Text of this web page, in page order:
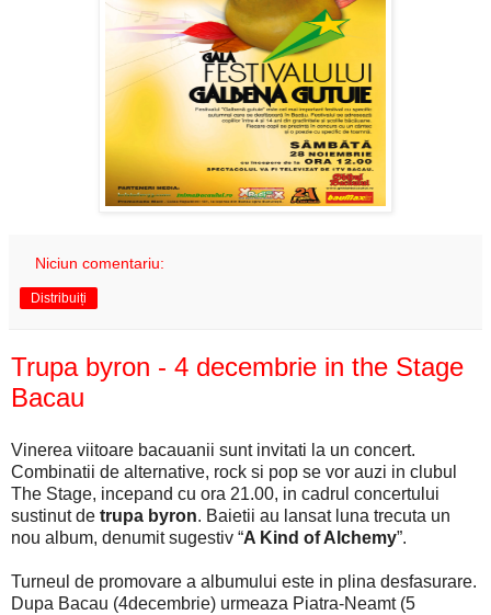
Niciun comentariu:
Distribuiți
Trupa byron - 4 decembrie in the Stage
Bacau
Vinerea viitoare bacauanii sunt invitati la un concert.
Combinatii de alternative, rock si pop se vor auzi in clubul
The Stage, incepand cu ora 21.00, in cadrul concertului
sustinut de trupa byron. Baietii au lansat luna trecuta un
nou album, denumit sugestiv “A Kind of Alchemy”.
Turneul de promovare a albumului este in plina desfasurare.
Dupa Bacau (4decembrie) urmeaza Piatra-Neamt (5